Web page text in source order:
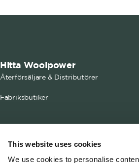
This website uses cookies
We use cookies to personalise
Hitta Woolpower
Återförsäljare & Distributörer
Fabriksbutiker